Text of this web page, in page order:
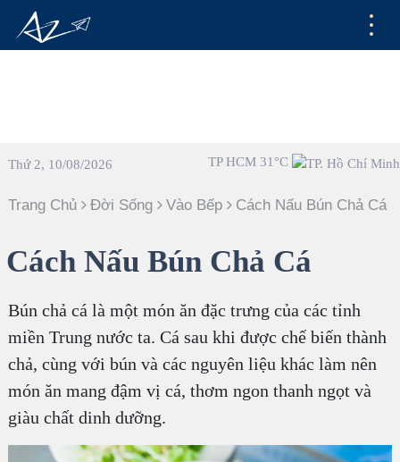
Thứ 2, 10/08/2026 TP HCM 31°C
Trang Chủ Đời Sống Vào Bếp Cách Nấu Bún Chả Cá
Cách Nấu Bún Chả Cá
Bún chả cá là một món ăn đặc trưng của các tỉnh
miền Trung nước ta. Cá sau khi được chế biến thành
chả, cùng với bún và các nguyên liệu khác làm nên
món ăn mang đậm vị cá, thơm ngon thanh ngọt và
giàu chất dinh dưỡng.